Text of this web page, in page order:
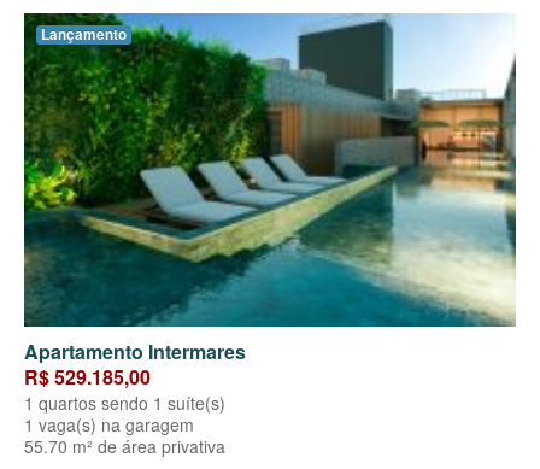
Lançamento
Apartamento Intermares
R$ 529.185,00
1 quartos sendo 1 suíte(s)
1 vaga(s) na garagem
55.70 m² de área privativa